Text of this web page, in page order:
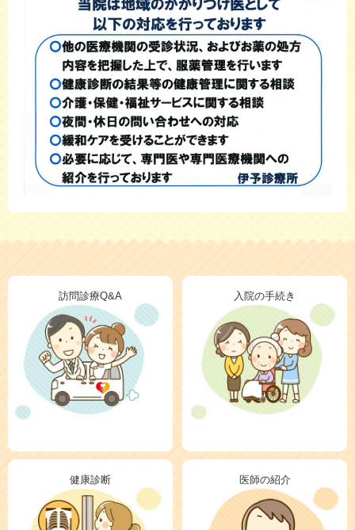
訪問診療Q&A 入院の手続き
健康診断 医師の紹介